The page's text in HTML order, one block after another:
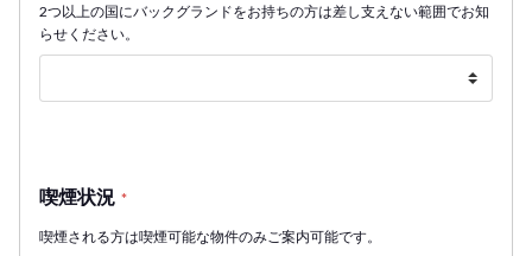
2つ以上の国にバックグランドをお持ちの方は差し支えない範囲でお知
らせください。
喫煙状況 *
喫煙される方は喫煙可能な物件のみご案内可能です。